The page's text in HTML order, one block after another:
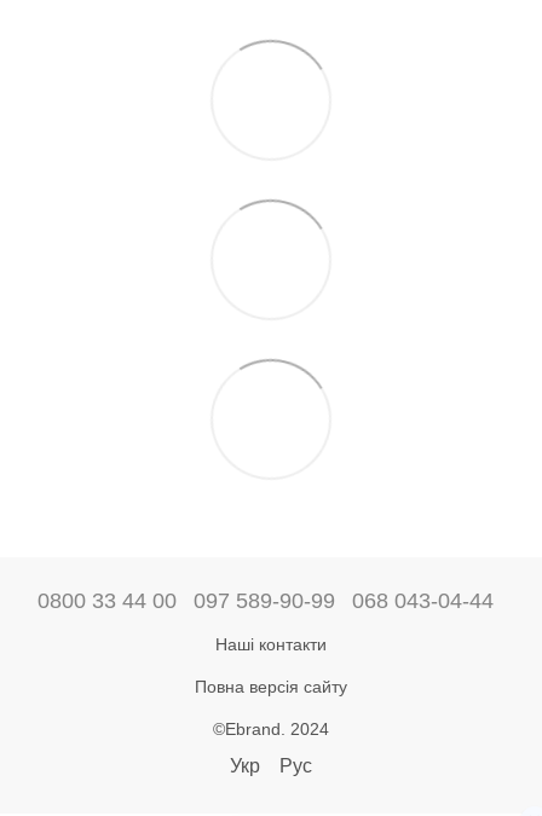
0800 33 44 00 097 589-90-99 068 043-04-44
Наші контакти
Повна версія сайту
©Ebrand. 2024
Укр Рус